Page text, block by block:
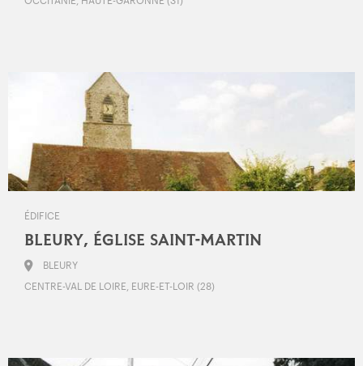
ÉDIFICE
BLEURY, ÉGLISE SAINT-MARTIN
BLEURY
CENTRE-VAL DE LOIRE, EURE-ET-LOIR (28)